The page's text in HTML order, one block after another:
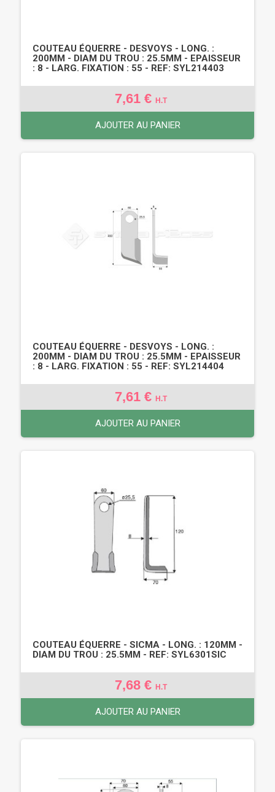
COUTEAU ÉQUERRE - DESVOYS - LONG. :
200MM - DIAM DU TROU : 25.5MM - EPAISSEUR
: 8 - LARG. FIXATION : 55 - REF: SYL214403
7,61 € H.T
AJOUTER AU PANIER
COUTEAU ÉQUERRE - DESVOYS - LONG. :
200MM - DIAM DU TROU : 25.5MM - EPAISSEUR
: 8 - LARG. FIXATION : 55 - REF: SYL214404
7,61 € H.T
AJOUTER AU PANIER
COUTEAU ÉQUERRE - SICMA - LONG. : 120MM -
DIAM DU TROU : 25.5MM - REF: SYL6301SIC
7,68 € H.T
AJOUTER AU PANIER